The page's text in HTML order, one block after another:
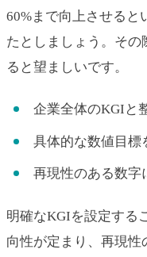
60%まで向上させると
たとしましょう。そ
ると望ましいです。
企業全体のKGIと
具体的な数値目標
再現性のある数字
明確なKGIを設定する
向性が定まり、再現性